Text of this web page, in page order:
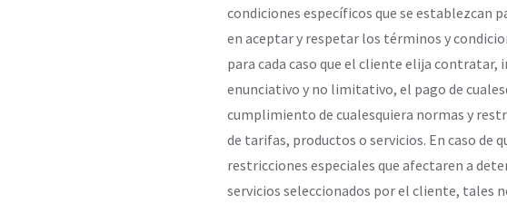
condiciones específicos que se establezcan
en aceptar y respetar los términos y
para cada caso que el cliente elija contratar,
enunciativo y no limitativo, el pago de
cumplimiento de cualesquiera normas y
de tarifas, productos o servicios. En caso de
restricciones especiales que afectaren a
servicios seleccionados por el cliente, tales